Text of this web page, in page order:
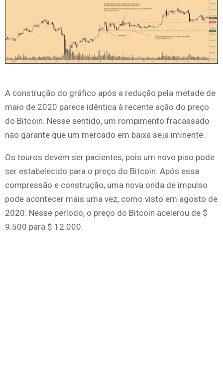
A construção do gráfico após a redução pela metade de
maio de 2020 parece idêntica à recente ação do preço
do Bitcoin. Nesse sentido, um rompimento fracassado
não garante que um mercado em baixa seja iminente.
Os touros devem ser pacientes, pois um novo piso pode
ser estabelecido para o preço do Bitcoin. Após essa
compressão e construção, uma nova onda de impulso
pode acontecer mais uma vez, como visto em agosto de
2020. Nesse período, o preço do Bitcoin acelerou de $
9.500 para $ 12.000.